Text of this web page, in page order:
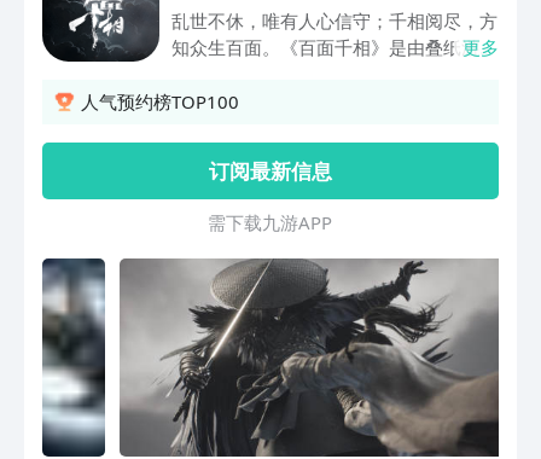
乱世不休，唯有人心信守；千相阅尽，方
知众生百面。《百面千相》是由叠纸游戏
风开放世界动作游戏。我们构建了一个立
世，与众多殊途之人结识，理解其信念并
化为面具，付诸最残酷的交锋之中。在本
作中，我们描绘了一个带有奇幻色彩的中
国风开放世界，玩家可以在游戏世界中感
受到独特的中国气质，自由探索多座融合
历史考据原型再创作的中式古城，随心穿
梭于高山，森林，河流，感受四季变化，
探索各地的独特风景。玩家可以在游历世
间的旅程中结识不同的角色，在故事里不
断理解每个人的信念，感受乱世下每个人
个性的极致绽放，和他们从陌生甚至对立
更多
人气预约榜TOP100
订阅最新信息
需 下 载 九 游 A P P